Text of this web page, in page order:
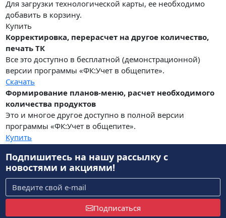
Для загрузки технологической карты, ее необходимо
добавить в корзину.
Купить
Корректировка, перерасчет на другое количество,
печать ТК
Все это доступно в бесплатной (демонстрационной)
версии программы «ФК:Учет в общепите».
Скачать
Формирование планов-меню, расчет необходимого
количества продуктов
Это и многое другое доступно в полной версии
программы «ФК:Учет в общепите».
Купить
Подпишитесь на нашу рассылкус
новостями и акциями!
Подписаться